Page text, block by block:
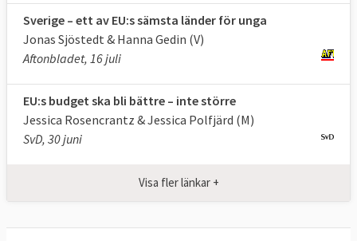
Godkänner EU-kommissionen och
granskar EU
Europaparlamentet utövar kontroll över EU:s
institutioner genom regelbunden utfrågning
av ansvariga tjänstemän och politiker.
Europaparlamentet beslutar årligen om
ansvarsfrihet för hur EU:s budget har
Sverige – ett av EU:s sämsta länder för unga
Jonas Sjöstedt & Hanna Gedin (V)
Aftonbladet, 16 juli
EU:s budget ska bli bättre – inte större
Jessica Rosencrantz & Jessica Polfjärd (M)
SvD, 30 juni
Visa fler länkar +